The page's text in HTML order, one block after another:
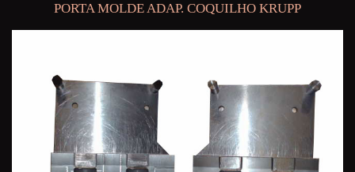
PORTA MOLDE ADAP. COQUILHO KRUPP